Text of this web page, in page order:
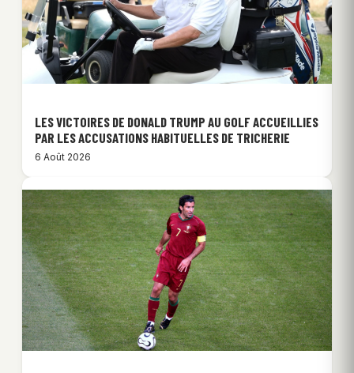
LES VICTOIRES DE DONALD TRUMP AU GOLF ACCUEILLIES
PAR LES ACCUSATIONS HABITUELLES DE TRICHERIE
6 Août 2026